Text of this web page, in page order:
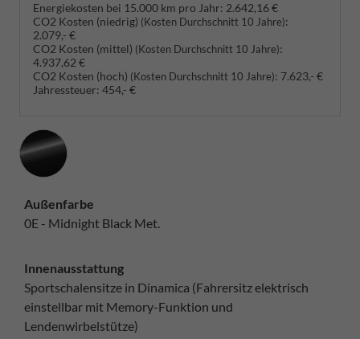
Energiekosten bei 15.000 km pro Jahr: 2.642,16 €
CO2 Kosten (niedrig) (Kosten Durchschnitt 10 Jahre):
2.079,- €
CO2 Kosten (mittel) (Kosten Durchschnitt 10 Jahre):
4.937,62 €
CO2 Kosten (hoch) (Kosten Durchschnitt 10 Jahre): 7.623,- €
Jahressteuer: 454,- €
Außenfarbe
0E - Midnight Black Met.
Innenausstattung
Sportschalensitze in Dinamica (Fahrersitz elektrisch
einstellbar mit Memory-Funktion und
Lendenwirbelstütze)